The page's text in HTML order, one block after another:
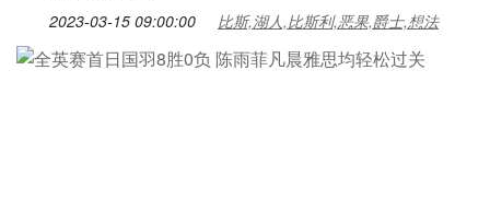
2023-03-15 09:00:00 比斯,湖人,比斯利,恶果,爵士,想法